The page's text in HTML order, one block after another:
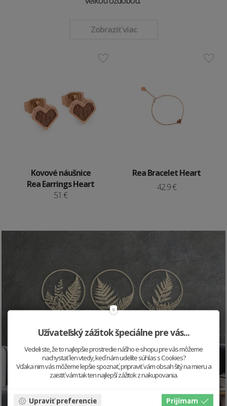
Zobraziť viac
Kovové náušnice
Rea Earrings Heart
51 €
Rea Bracelet Heart
42.9 €
Užívateľský zážitok špeciálne pre vás...
Vedeli ste, že to najlepšie prostredie nášho e-shopu pre vás môžeme
nachystať len vtedy, keď nám udelíte súhlas s Cookies?
Vďaka nim vás môžeme lepšie spoznať, pripraviť vám obsah šitý na mieru a
zaistiť vám tak ten najlepší zážitok z nakupovania.
Upraviť preferencie Prijímam